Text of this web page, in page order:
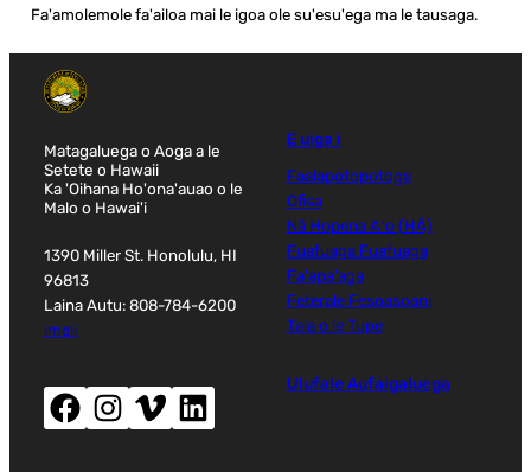
Fa'amolemole fa'ailoa mai le igoa ole su'esu'ega ma le tausaga.
Matagaluega o Aoga a le
Setete o Hawaii
Ka 'Oihana Ho'ona'auao o le
Malo o Hawai'i
1390 Miller St. Honolulu, HI
96813
Laina Autu: 808-784-6200
imeli
Facebook (tatala le faamalama fou)Instagram (tatala le faamalama fou)Vimeo (tatala le faamalama fou)LinkedIn (tatala le faamalama fou)
E uiga i
Faalapotopotoga
Ofisa
Nā Hopena Aʻo (HĀ)
Fuafuaga Fuafuaga
Fa'apa'aga
Feterale Fesoasoani
Tala o le Tupe
Ulufale Aufaigaluega